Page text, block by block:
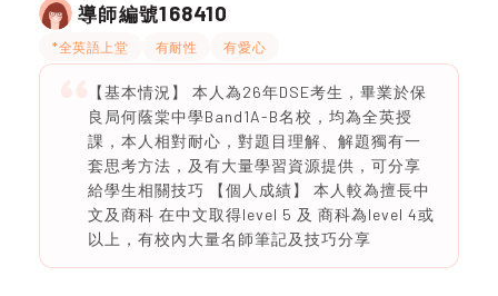
導師編號168410
*全英語上堂 有耐性 有愛心
【基本情況】 本人為26年DSE考生，畢業於保
良局何蔭棠中學Band1A-B名校，均為全英授
課，本人相對耐心，對題目理解、解題獨有一
套思考方法，及有大量學習資源提供，可分享
給學生相關技巧 【個人成績】 本人較為擅長中
文及商科 在中文取得level 5 及 商科為level 4或
以上，有校內大量名師筆記及技巧分享